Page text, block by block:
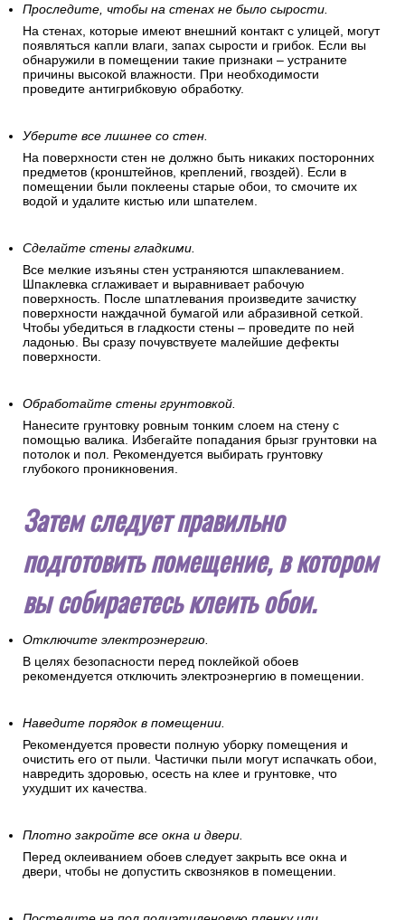
Проследите, чтобы на стенах не было сырости.
На стенах, которые имеют внешний контакт с улицей, могут
появляться капли влаги, запах сырости и грибок. Если вы
обнаружили в помещении такие признаки – устраните
причины высокой влажности. При необходимости
проведите антигрибковую обработку.
Уберите все лишнее со стен.
На поверхности стен не должно быть никаких посторонних
предметов (кронштейнов, креплений, гвоздей). Если в
помещении были поклеены старые обои, то смочите их
водой и удалите кистью или шпателем.
Сделайте стены гладкими.
Все мелкие изъяны стен устраняются шпаклеванием.
Шпаклевка сглаживает и выравнивает рабочую
поверхность. После шпатлевания произведите зачистку
поверхности наждачной бумагой или абразивной сеткой.
Чтобы убедиться в гладкости стены – проведите по ней
ладонью. Вы сразу почувствуете малейшие дефекты
поверхности.
Обработайте стены грунтовкой.
Нанесите грунтовку ровным тонким слоем на стену с
помощью валика. Избегайте попадания брызг грунтовки на
потолок и пол. Рекомендуется выбирать грунтовку
глубокого проникновения.
Затем следует правильно
подготовить помещение, в котором
вы собираетесь клеить обои.
Отключите электроэнергию.
В целях безопасности перед поклейкой обоев
рекомендуется отключить электроэнергию в помещении.
Наведите порядок в помещении.
Рекомендуется провести полную уборку помещения и
очистить его от пыли. Частички пыли могут испачкать обои,
навредить здоровью, осесть на клее и грунтовке, что
ухудшит их качества.
Плотно закройте все окна и двери.
Перед оклеиванием обоев следует закрыть все окна и
двери, чтобы не допустить сквозняков в помещении.